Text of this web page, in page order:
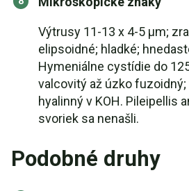
Výtrusy 11-13 x 4-5 µm;
elipsoidné; hladké;
Hymeniálne cystídie do
valcovitý až úzko
hyalinný v KOH. Pileipellis
svoriek sa nenašli.
Podobné druhy